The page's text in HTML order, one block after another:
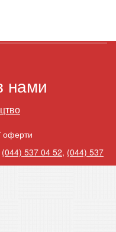
нами
оферти
(044) 537 04 52, (044) 537